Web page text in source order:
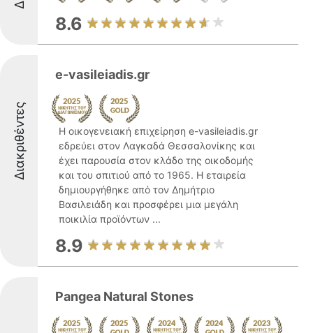
8.6
Διακριθέντες
e-vasileiadis.gr
Η οικογενειακή επιχείρηση e-vasileiadis.gr
εδρεύει στον Λαγκαδά Θεσσαλονίκης και
έχει παρουσία στον κλάδο της οικοδομής
και του σπιτιού από το 1965. Η εταιρεία
δημιουργήθηκε από τον Δημήτριο
Βασιλειάδη και προσφέρει μια μεγάλη
ποικιλία προϊόντων ...
8.9
Pangea Natural Stones